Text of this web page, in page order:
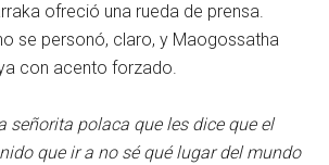
ofreció una rueda de prensa.
se personó, claro, y Maogossatha
con acento forzado.
señorita polaca que les dice que el
que ir a no sé qué lugar del mundo